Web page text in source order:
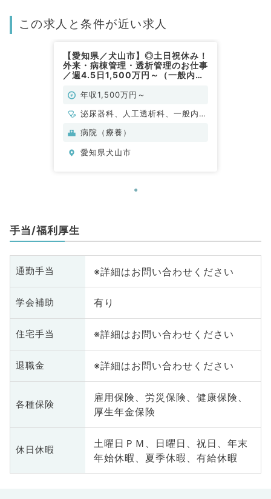
この求人と条件が近い求人
【愛知県／犬山市】◎土日祝休み！
外来・病棟管理・透析管理のお仕事
／週4.5日1,500万円～（一般内科
年収1,500万円～
泌尿器科、人工透析科、一般内
科、循環器内科、呼吸器内科、消
臓内科
病院（療養）
愛知県犬山市
手当/福利厚生
通勤手当 ※詳細はお問い合わせください
学会補助 有り
住宅手当 ※詳細はお問い合わせください
退職金 ※詳細はお問い合わせください
各種保険
雇用保険、労災保険、健康保険、
厚生年金保険
休日休暇
土曜日ＰＭ、日曜日、祝日、年末
年始休暇、夏季休暇、有給休暇